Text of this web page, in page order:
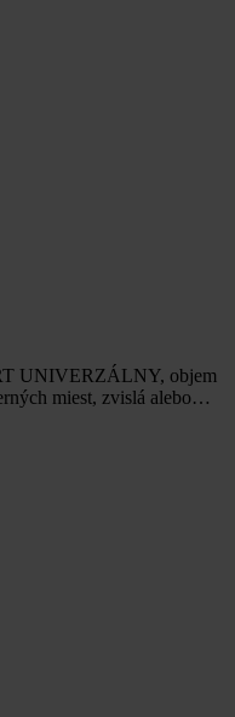
UNIVERZÁLNY, objem
miest, zvislá alebo…